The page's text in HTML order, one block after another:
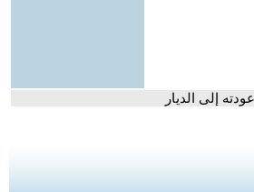
إلى الديار